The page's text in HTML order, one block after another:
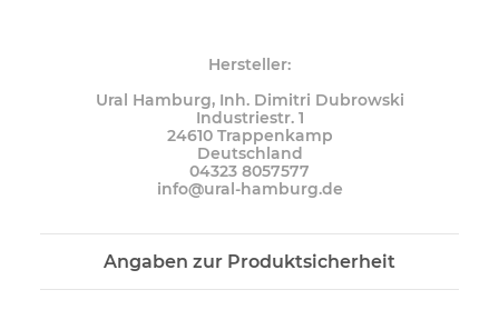
Hersteller:
Ural Hamburg, Inh. Dimitri Dubrowski
Industriestr. 1
24610 Trappenkamp
Deutschland
04323 8057577
info@ural-hamburg.de
Angaben zur Produktsicherheit